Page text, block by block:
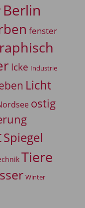
Berlin
fenster
Icke Industrie
Licht
ostig
Spiegel
Tiere
Winter